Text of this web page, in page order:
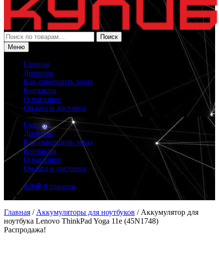
Искать:
Поиск
Меню
Главная
Дилерам
Как совершить заказ
Контакты
О магазине
Оплата и доставка
Главная
Дилерам
Как совершить заказ
Контакты
О магазине
Оплата и доставка
0.00₽ 0 товаров
Главная / Аккумуляторы для ноутбуков / Аккумулятор для
ноутбука Lenovo ThinkPad Yoga 11e (45N1748)
Распродажа!